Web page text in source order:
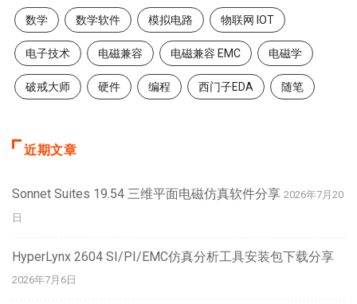
数学 数学软件 模拟电路 物联网 IOT
电子技术 电磁兼容 电磁兼容 EMC 电磁学
破戒大师 硬件 编程 西门子EDA 随笔
近期文章
Sonnet Suites 19.54 三维平面电磁仿真软件分享 2026年7月20
日
HyperLynx 2604 SI/PI/EMC仿真分析工具安装包下载分享
2026年7月6日